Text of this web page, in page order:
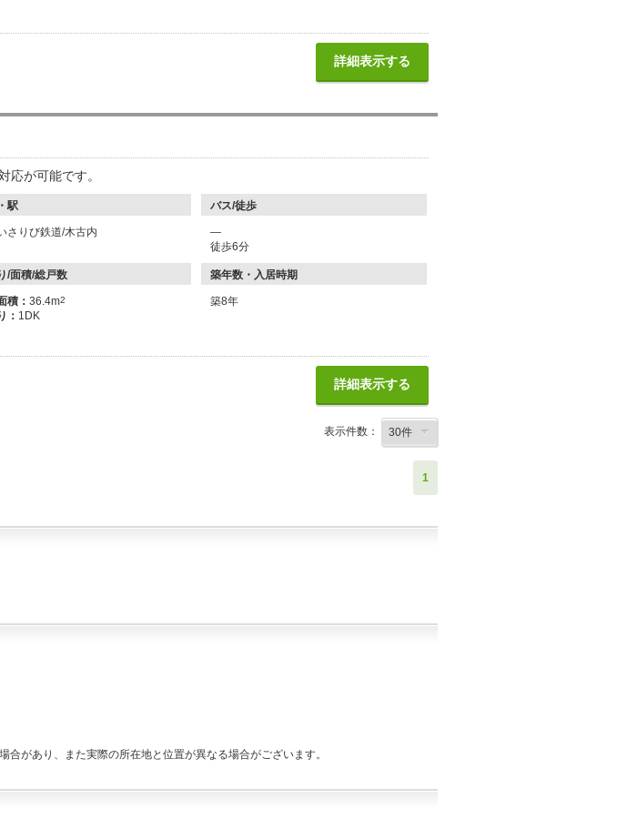
詳細表示する
応が可能です。
駅 バス/徒歩
さりび鉄道/木古内
―
徒歩6分
/面積/総戸数 築年数・入居時期
積： 36.4m2
： 1DK
築8年
詳細表示する
表示件数：
1
があり、また実際の所在地と位置が異なる場合がございます。